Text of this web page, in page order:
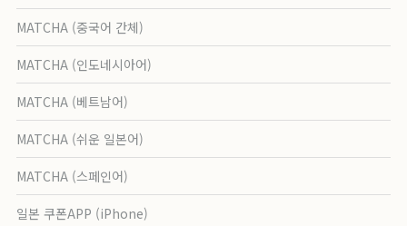
MATCHA (중국어 간체)
MATCHA (인도네시아어)
MATCHA (베트남어)
MATCHA (쉬운 일본어)
MATCHA (스페인어)
일본 쿠폰APP (iPhone)